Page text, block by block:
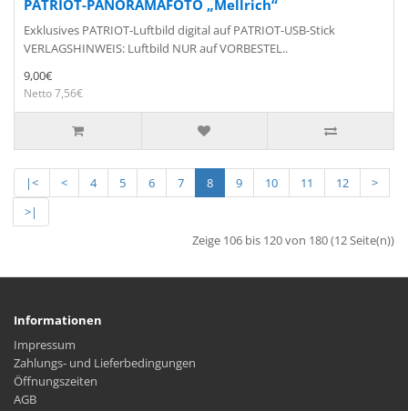
PATRIOT-PANORAMAFOTO „Mellrich“
Exklusives PATRIOT-Luftbild digital auf PATRIOT-USB-Stick
VERLAGSHINWEIS: Luftbild NUR auf VORBESTEL..
9,00€
Netto 7,56€
|< < 4 5 6 7 8 9 10 11 12
>
>|
Zeige 106 bis 120 von 180 (12 Seite(n))
Informationen
Impressum
Zahlungs- und Lieferbedingungen
Öffnungszeiten
AGB